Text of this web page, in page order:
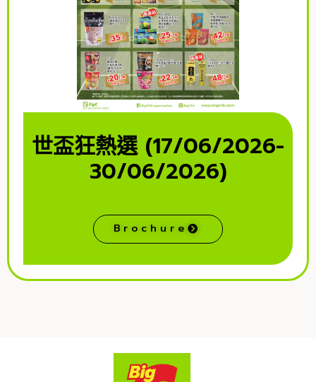
世盃狂熱選 (17/06/2026-
30/06/2026)
Brochure